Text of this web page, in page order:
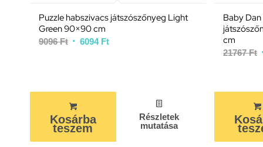
Puzzle habszivacs játszószőnyeg Light
Green 90×90 cm
9096Ft 6094 Ft
Kosárba
teszem
Részletek
mutatása
Baby
cm
21767Ft